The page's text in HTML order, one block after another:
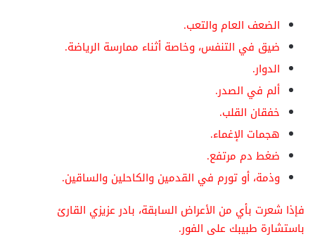
الضعف العام والتعب.
ضيق في التنفس، وخاصة أثناء ممارسة الرياضة.
الدوار.
ألم في الصدر.
خفقان القلب.
هجمات الإغماء.
ضغط دم مرتفع.
وذمة، أو تورم في القدمين والكاحلين والساقين.
فإذا شعرت بأي من الأعراض السابقة، بادر عزيزي القارئ
باستشارة طبيبك على الفور.